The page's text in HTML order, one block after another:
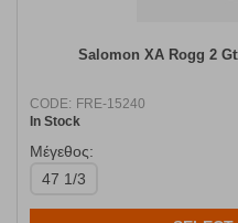
Salomon XA Rogg 2
CODE: FRE-15240
In Stock
Μέγεθος:
47 1/3